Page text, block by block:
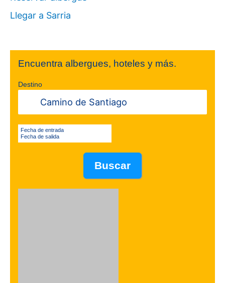
Llegar a Sarria
Encuentra albergues, hoteles y más.
Destino
Fecha de entrada
Fecha de salida